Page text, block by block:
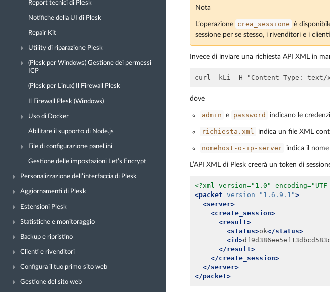
Report tecnici di Plesk
Notifiche della UI di Plesk
Repair Kit
Utility di riparazione Plesk
(Plesk per Windows) Gestione dei permessi
ICP
(Plesk per Linux) Il Firewall Plesk
Il Firewall Plesk (Windows)
Uso di Docker
Abilitare il supporto di Node.js
File di configurazione panel.ini
Gestione delle impostazioni Let’s Encrypt
Personalizzazione dell’interfaccia di Plesk
Aggiornamenti di Plesk
Estensioni Plesk
Statistiche e monitoraggio
Backup e ripristino
Clienti e rivenditori
Configura il tuo primo sito web
Gestione del sito web
Nota
L’operazione crea_sessione
è
sessione per se stesso, i rivenditori e i
Invece di inviare una richiesta API XML in
dove
admin e password indicano le
richiesta.xml indica un file XML
nomehost-o-ip-server indica il
L’API XML di Plesk creerà un token di
<?xml version="1.0"
<packet version="1.6.9.1">
<server>
<create_session>
<result>
<status>ok</status>
<id>
</result>
</create_session>
</server>
</packet>